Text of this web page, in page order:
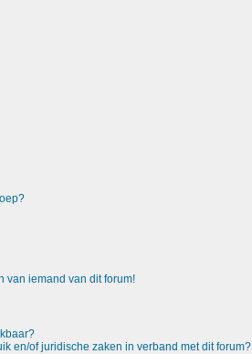
van iemand van dit forum!
en/of juridische zaken in verband met dit forum?